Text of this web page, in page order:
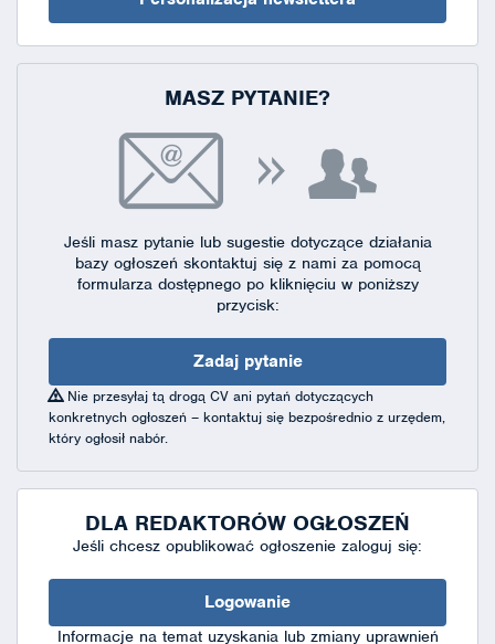
MASZ PYTANIE?
Jeśli masz pytanie lub sugestie dotyczące działania
bazy ogłoszeń skontaktuj się z nami za pomocą
formularza dostępnegopo kliknięciu w poniższy
przycisk:
Zadaj pytanie
Nie przesyłaj tą drogą CV ani pytań dotyczących
konkretnych ogłoszeń – kontaktuj się bezpośrednio z urzędem,
który ogłosił nabór.
DLA REDAKTORÓW OGŁOSZEŃ
Jeśli chcesz opublikować ogłoszenie zaloguj się:
Logowanie
Informacje na temat uzyskania lub zmiany uprawnień